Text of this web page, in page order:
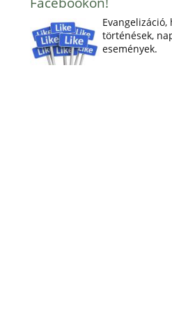
Evangelizáció,
történések,
események.